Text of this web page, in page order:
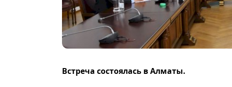
Встреча состоялась в Алматы.